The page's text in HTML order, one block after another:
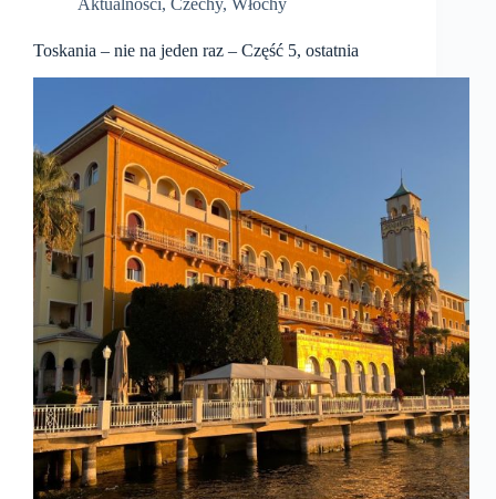
Aktualności, Czechy, Włochy
Toskania – nie na jeden raz – Część 5, ostatnia